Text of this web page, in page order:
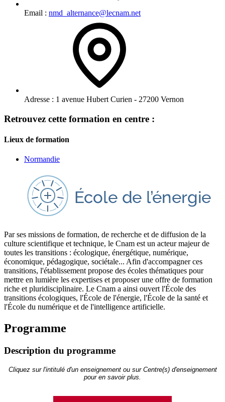
Email : nmd_alternance@lecnam.net
Adresse : 1 avenue Hubert Curien - 27200 Vernon
Retrouvez cette formation en centre :
Lieux de formation
Normandie
Par ses missions de formation, de recherche et de diffusion de la
culture scientifique et technique, le Cnam est un acteur majeur de
toutes les transitions : écologique, énergétique, numérique,
économique, pédagogique, sociétale... Afin d'accompagner ces
transitions, l'établissement propose des écoles thématiques pour
mettre en lumière les expertises et proposer une offre de formation
riche et pluridisciplinaire. Le Cnam a ainsi ouvert l'École des
transitions écologiques, l'École de l'énergie, l'École de la santé et
l'École du numérique et de l'intelligence artificielle.
Programme
Description du programme
Cliquez sur l'intitulé d'un enseignement ou sur Centre(s) d'enseignement
pour en savoir plus.